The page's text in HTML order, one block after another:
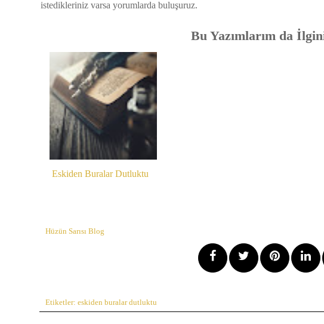
istedikleriniz varsa yorumlarda buluşuruz.
Bu Yazımlarım da
Eskiden Buralar Dutluktu
Hüzün Sarısı Blog
Etiketler: eskiden buralar dutluktu